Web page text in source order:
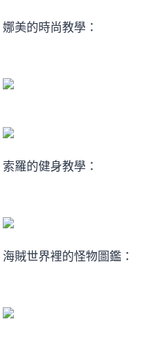
娜美的時尚教學：
索羅的健身教學：
海賊世界裡的怪物圖鑑：